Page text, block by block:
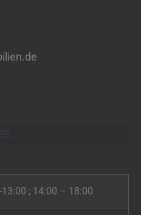
13:00 ; 14:00 – 18:00